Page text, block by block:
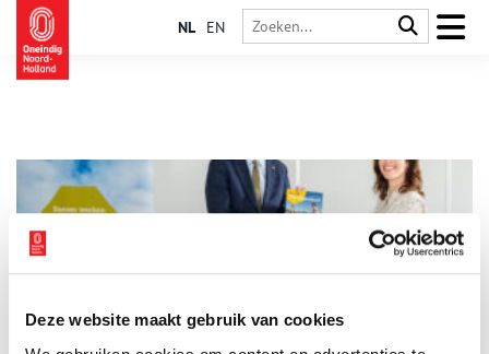
Deze website maakt gebruik van cookies
NL EN